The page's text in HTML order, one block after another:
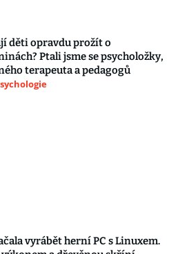
děti opravdu prožít o
Ptali jsme se psycholožky,
terapeuta a pedagogů
vyrábět herní PC s Linuxem.